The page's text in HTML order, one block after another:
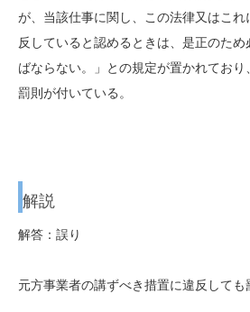
が、当該仕事に関し、この法律又はこ
反していると認めるときは、是正のた
ばならない。」との規定が置かれており
罰則が付いている。
解説
解答：誤り
元方事業者の講ずべき措置に違反しても